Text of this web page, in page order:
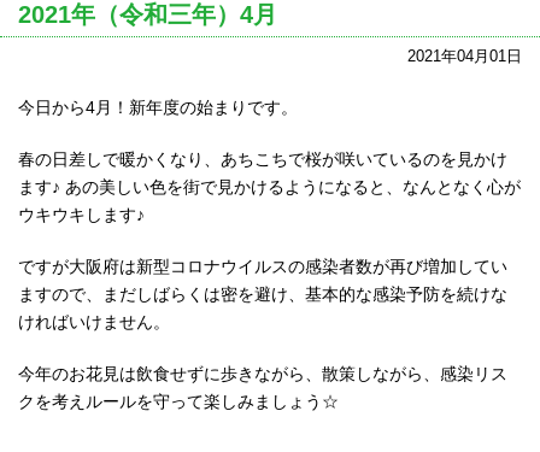
2021年（令和三年）4月
2021年04月01日
今日から4月！新年度の始まりです。
春の日差しで暖かくなり、あちこちで桜が咲いているのを見かけ
ます♪ あの美しい色を街で見かけるようになると、なんとなく心が
ウキウキします♪
ですが大阪府は新型コロナウイルスの感染者数が再び増加してい
ますので、まだしばらくは密を避け、基本的な感染予防を続けな
ければいけません。
今年のお花見は飲食せずに歩きながら、散策しながら、感染リス
クを考えルールを守って楽しみましょう☆